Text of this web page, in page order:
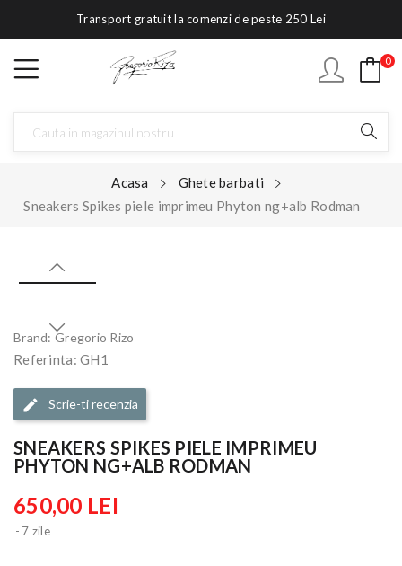
Transport gratuit la comenzi de peste 250 Lei
0
Acasa
Ghete barbati
Sneakers Spikes piele imprimeu Phyton ng+alb Rodman
Brand: Gregorio Rizo
Referinta: GH1
Scrie-ti recenzia
SNEAKERS SPIKES PIELE IMPRIMEU
PHYTON NG+ALB RODMAN
650,00 LEI
7 zile